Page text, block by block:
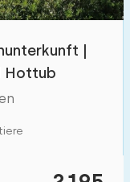
|
Hottub